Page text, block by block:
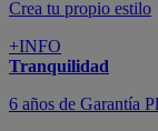
Crea tu propio estilo
+INFO
Tranquilidad
6 años de Garantía